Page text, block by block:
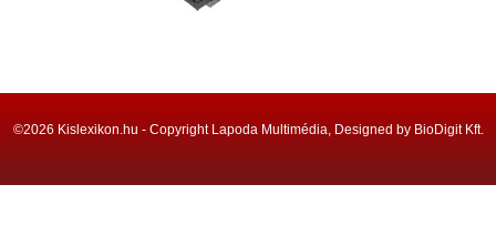
©2026 Kislexikon.hu - Copyright Lapoda Multimédia, Designed by BioDigit Kft.